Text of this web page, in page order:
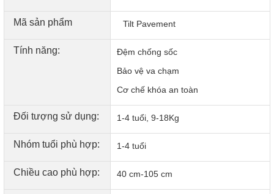
TIỆN LỢI
Mã sản phẩm Tilt Pavement
Tính năng:
Đệm chống sốc
Bảo vệ va chạm
Cơ chế khóa an toàn
Đối tượng sử dụng: 1-4 tuổi, 9-18Kg
Nhóm tuổi phù hợp: 1-4 tuổi
Chiều cao phù hợp: 40 cm-105 cm